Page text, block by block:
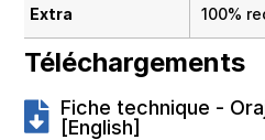
Extra 100%
Téléchargements
Fiche technique -
[English]